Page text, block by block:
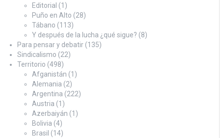
Editorial (1)
Puño en Alto (28)
Tábano (113)
Y después de la lucha ¿qué sigue? (8)
Para pensar y debatir (135)
Sindicalismo (22)
Territorio (498)
Afganistán (1)
Alemania (2)
Argentina (222)
Austria (1)
Azerbaiyán (1)
Bolivia (4)
Brasil (14)